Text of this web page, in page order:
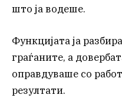
што ја водеше.
Функцијата ја
граѓаните, а
оправдуваше со
резултати.